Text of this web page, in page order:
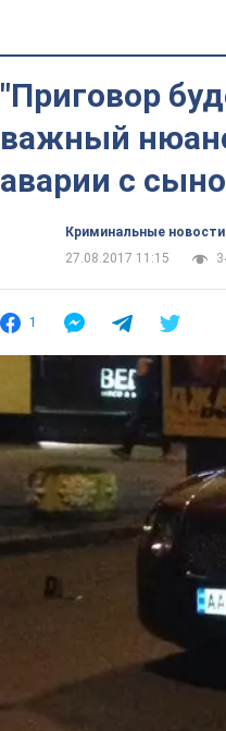
"Приговор
важный
аварии с
Криминальные новости
27.08.2017 11:15
1